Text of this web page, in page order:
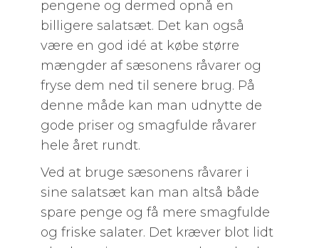
pengene og dermed opnå en
billigere salatsæt. Det kan også
være en god idé at købe større
mængder af sæsonens råvarer og
fryse dem ned til senere brug. På
denne måde kan man udnytte de
gode priser og smagfulde råvarer
hele året rundt.
Ved at bruge sæsonens råvarer i
sine salatsæt kan man altså både
spare penge og få mere smagfulde
og friske salater. Det kræver blot lidt